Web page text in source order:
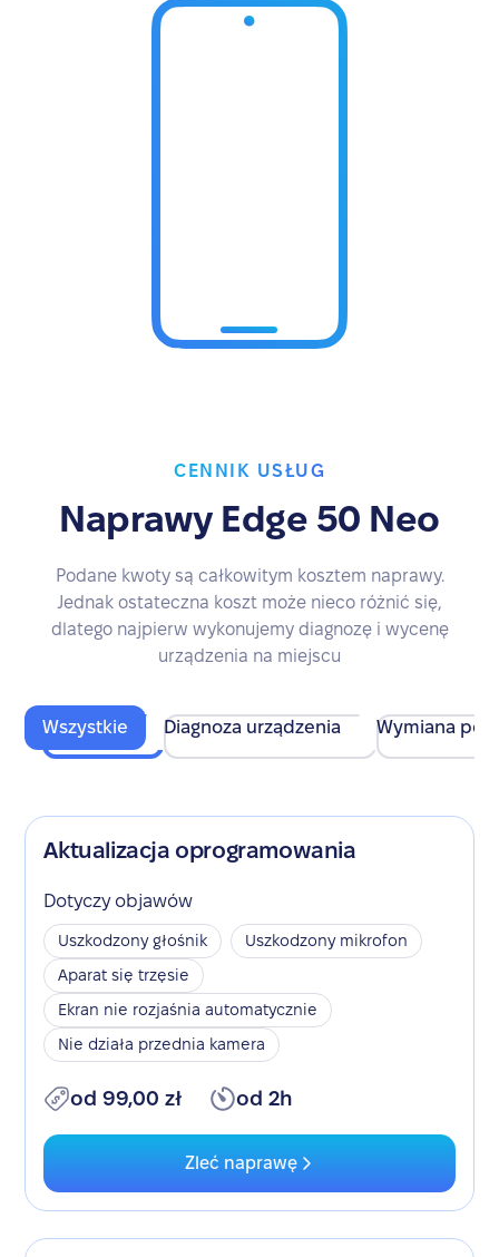
CENNIK USŁUG
Naprawy Edge 50 Neo
Podane kwoty są całkowitym kosztem naprawy.
Jednak ostateczna koszt może nieco różnić się,
dlatego najpierw wykonujemy diagnozę i wycenę
urządzenia na miejscu
Wszystkie Diagnoza urządzenia Wymiana
Aktualizacja oprogramowania
Dotyczy objawów
Uszkodzony głośnik
Uszkodzony mikrofon
Aparat się trzęsie
Ekran nie rozjaśnia automatycznie
Nie działa przednia kamera
od 99,00 zł od 2h
Zleć naprawę